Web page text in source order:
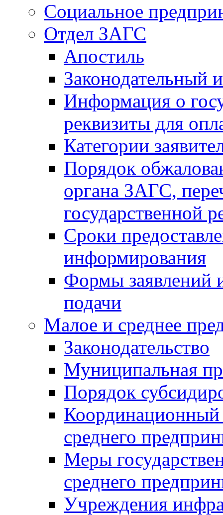
Социальное
Отдел ЗАГС
Апостиль
Законодательный
Информация о
реквизиты для
Категории
Порядок
органа ЗАГС,
государственной
Сроки
информирования
Формы заявлений
подачи
Малое и среднее
Законодательство
Муниципальная
Порядок
Координационный
среднего
Меры
среднего
Учреждения